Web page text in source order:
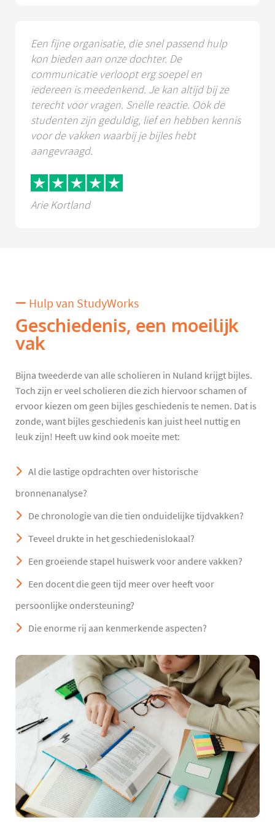
Een fijne organisatie, die snel passend hulp
kon bieden aan onze dochter. De
communicatie verloopt erg soepel en
iedereen is meedenkend. Je kan altijd bij ze
terecht voor vragen. Snelle reactie. Ook de
studenten zijn geduldig, lief en hebben kennis
voor de vakken waarbij je bijles hebt
aangevraagd.
Arie Kortland
Hulp van StudyWorks
Geschiedenis, een moeilijk
vak
Bijna tweederde van alle scholieren in Nuland krijgt bijles.
Toch zijn er veel scholieren die zich hiervoor schamen of
ervoor kiezen om geen bijles geschiedenis te nemen. Dat is
zonde, want bijles geschiedenis kan juist heel nuttig en
leuk zijn! Heeft uw kind ook moeite met:
Al die lastige opdrachten over historische
bronnenanalyse?
De chronologie van die tien onduidelijke tijdvakken?
Teveel drukte in het geschiedenislokaal?
Een groeiende stapel huiswerk voor andere vakken?
Een docent die geen tijd meer over heeft voor
persoonlijke ondersteuning?
Die enorme rij aan kenmerkende aspecten?